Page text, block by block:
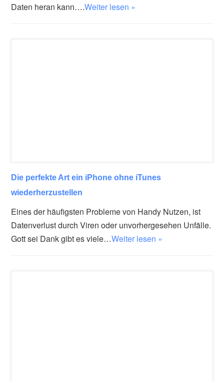
Daten heran kann….Weiter lesen »
Die perfekte Art ein iPhone ohne iTunes
wiederherzustellen
Eines der häufigsten Probleme von Handy Nutzen, ist
Datenverlust durch Viren oder unvorhergesehen Unfälle.
Gott sei Dank gibt es viele…Weiter lesen »